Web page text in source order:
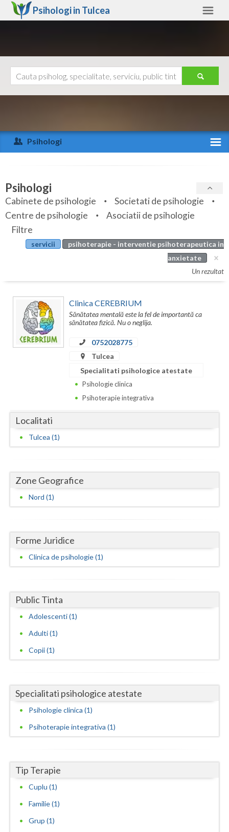
Psihologi in Tulcea
Arad
Arges
Bihor
Bistrita-Nasaud
Botosani
Bucuresti
Buzau
Calarasi
Covasna
Dambovita
Galati
Giurgiu
Harghita
Iasi
Maramures
Mures
Neamt
Olt
Salaj
Satu-Mare
Ajutor
Psihologi
Specialitati
Servicii
Articole
Evenimente
Psihologi
Cabinete de psihologie
Societati de psihologie
Centre de psihologie
Asociatii de psihologie
Filtre
servicii
psihoterapie - interventie psihoterapeutica in
anxietate
Un rezultat
Clinica CEREBRIUM
Sănătatea mentală este la fel de importantă ca
sănătatea fizică. Nu o neglija.
0752028775
Tulcea
Specialitati psihologice atestate
Psihologie clinica
Psihoterapie integrativa
Localitati
Tulcea (1)
Zone Geografice
Nord (1)
Forme Juridice
Clinica de psihologie (1)
Public Tinta
Adolescenti (1)
Adulti (1)
Copii (1)
Specialitati psihologice atestate
Psihologie clinica (1)
Psihoterapie integrativa (1)
Tip Terapie
Cuplu (1)
Familie (1)
Grup (1)